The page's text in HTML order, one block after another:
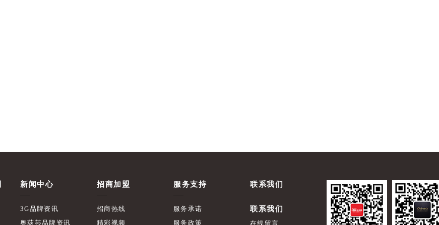
新闻中心
3G品牌资讯
奥荻莎品牌资讯
招商加盟
招商热线
精彩视频
服务支持
服务承诺
服务政策
联系我们
联系我们
在线留言